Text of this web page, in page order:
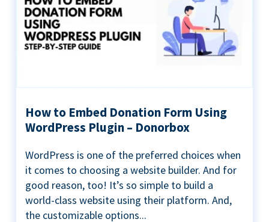
How to Embed Donation Form Using
WordPress Plugin – Donorbox
WordPress is one of the preferred choices when
it comes to choosing a website builder. And for
good reason, too! It’s so simple to build a
world-class website using their platform. And,
the customizable options...